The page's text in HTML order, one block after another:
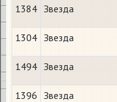
1384 Звезда
1304 Звезда
1494 Звезда
1396 Звезда